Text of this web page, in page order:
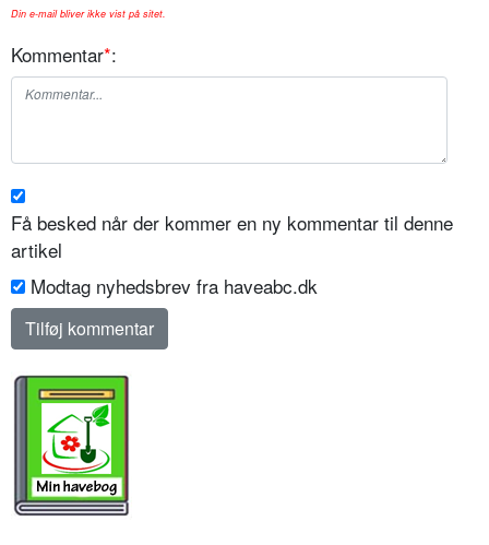
Din e-mail bliver ikke vist på sitet.
Kommentar*:
Få besked når der kommer en ny kommentar til denne
artikel
Modtag nyhedsbrev fra haveabc.dk